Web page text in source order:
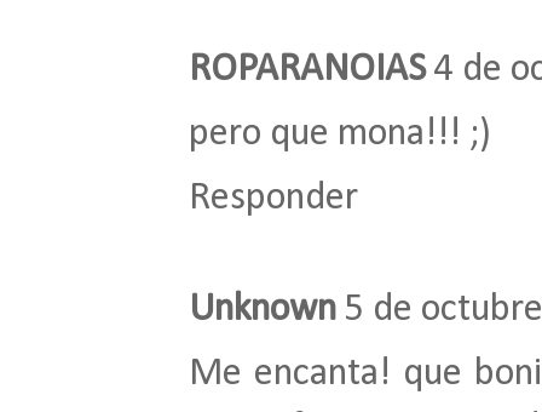
ROPARANOIAS 4 de
pero que mona!!! ;)
Responder
Unknown 5 de
Me encanta! que